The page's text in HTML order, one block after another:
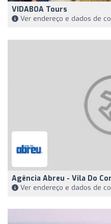
VIDABOA Tours
Ver endereço e dados de
Agência Abreu - Vila Do
Ver endereço e dados de